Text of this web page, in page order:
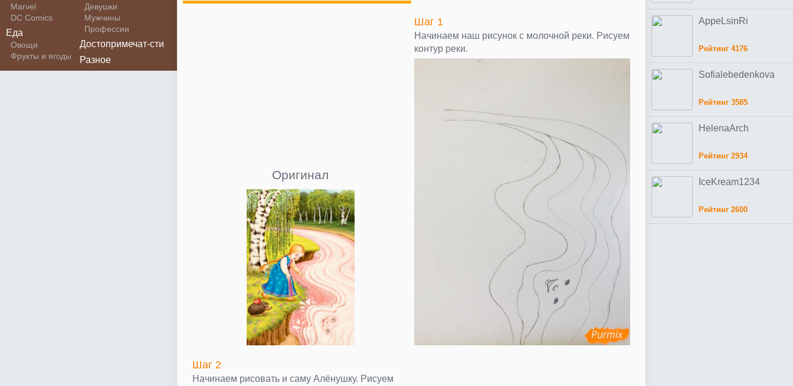
Marvel
DC Comics
Еда
Овощи
Фрукты и ягоды
Девушки
Мужчины
Профессии
Достопримечат-сти
Разное
Оригинал
Шаг 1
Начинаем наш рисунок с молочной реки. Рисуем
контур реки.
Шаг 2
Начинаем рисовать и саму Алёнушку. Рисуем
AppeLsinRi
Рейтинг 4176
Sofialebedenkova
Рейтинг 3585
HelenaArch
Рейтинг 2934
IceKream1234
Рейтинг 2600